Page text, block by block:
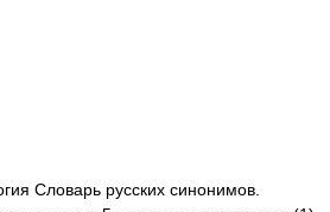
Словарь русских синонимов.